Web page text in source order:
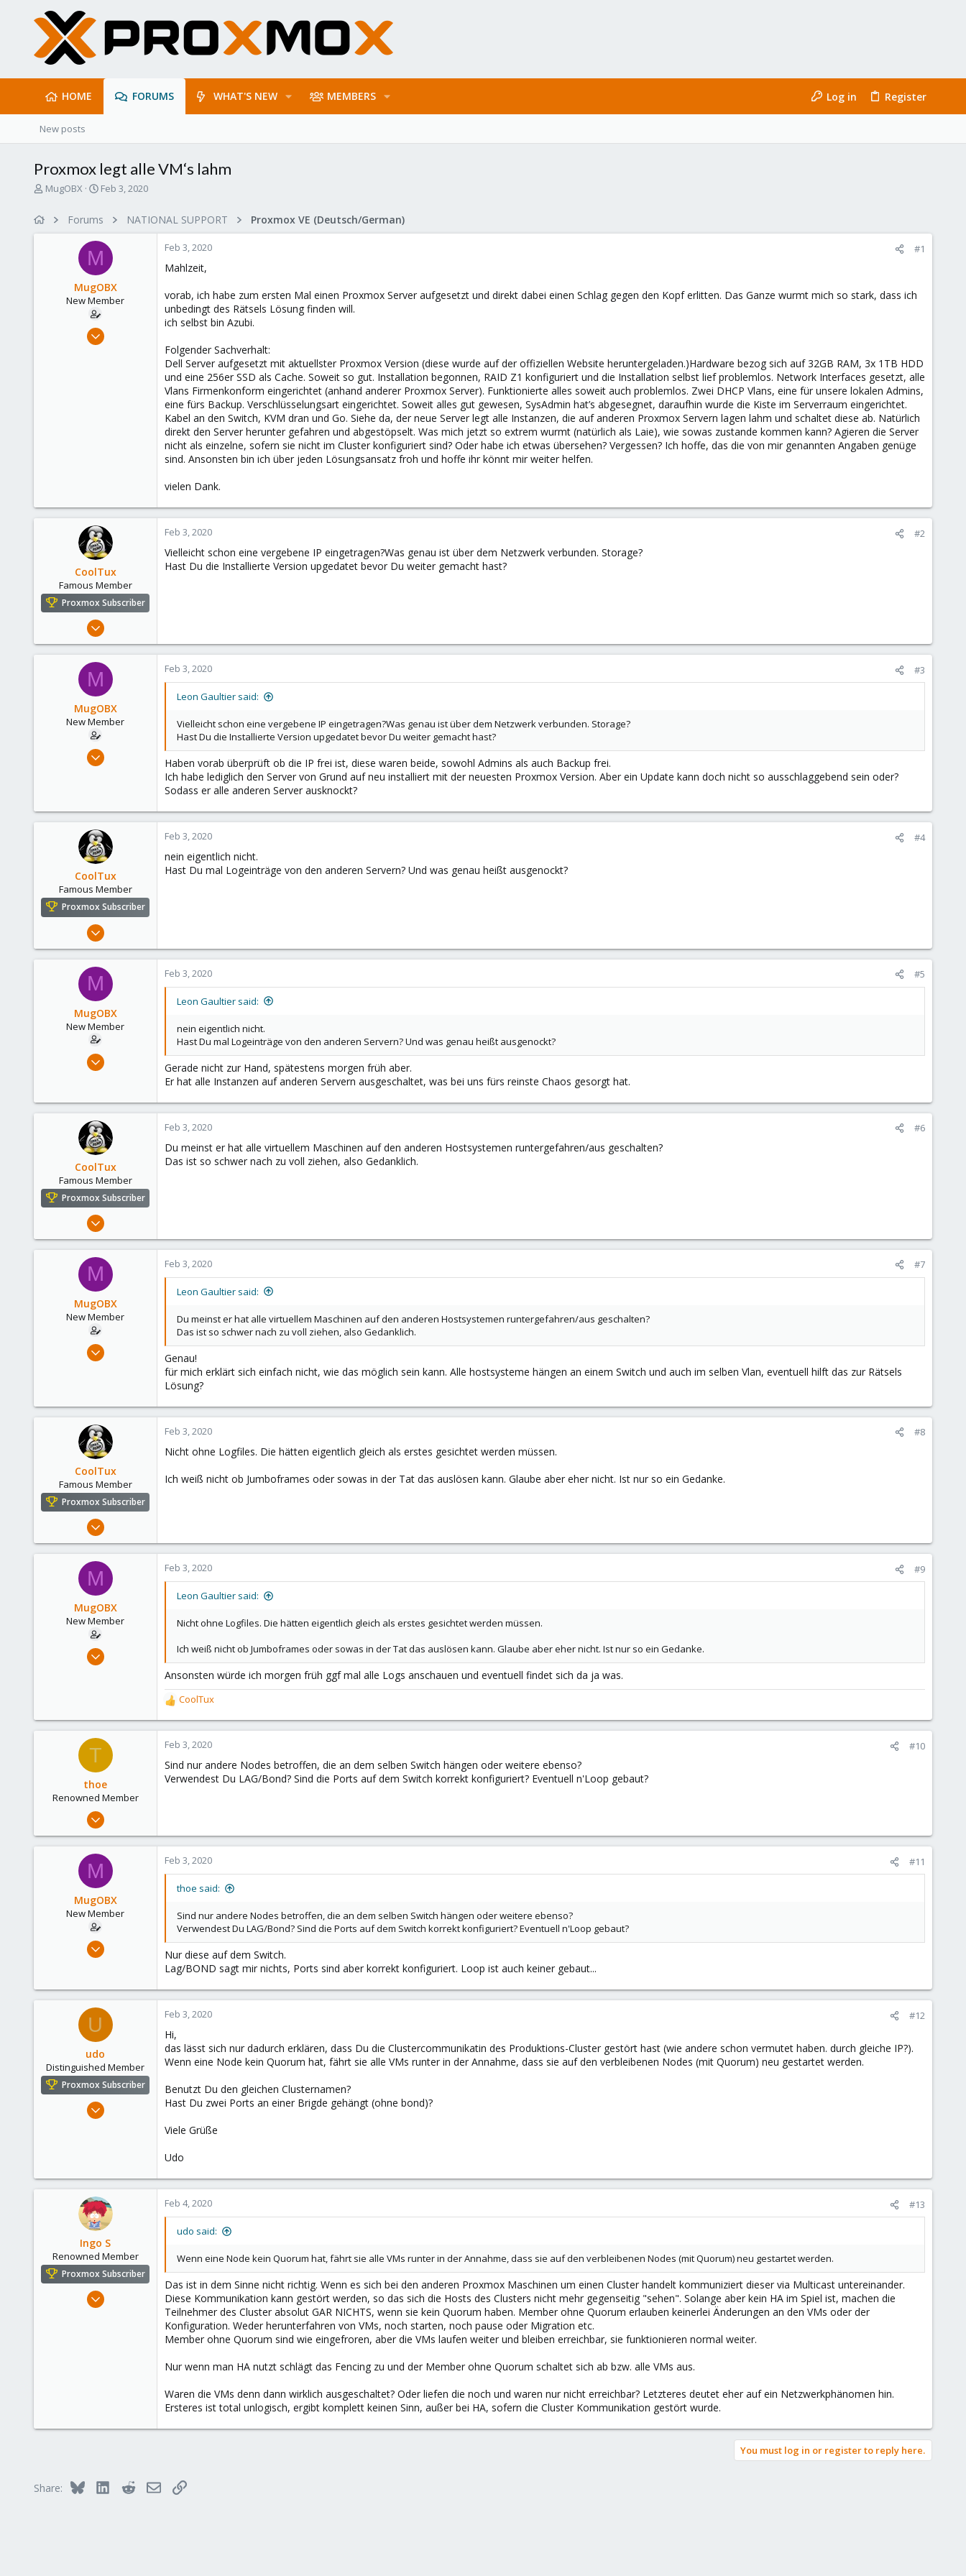
HOME FORUMS WHAT'S NEW MEMBERS Log in Register
New posts
Proxmox legt alle VM‘s lahm
T
MugOBX
S
r
t
d
a
t
e
Feb 3, 2020
Forums NATIONAL SUPPORT Proxmox VE (Deutsch/German)
M
MugOBX
New Member
Feb 3, 2020
Feb 3, 2020 #1
Mahlzeit,
vorab, ich habe zum ersten Mal einen Proxmox Server aufgesetzt und direkt dabei einen Schlag gegen den Kopf erlitten. Das Ganze wurmt mich so stark, dass ich
unbedingt des Rätsels Lösung finden will.
ich selbst bin Azubi.
Folgender Sachverhalt:
Dell Server aufgesetzt mit aktuellster Proxmox Version (diese wurde auf der offiziellen Website heruntergeladen.)Hardware bezog sich auf 32GB RAM, 3x 1TB HDD
und eine 256er SSD als Cache. Soweit so gut. Installation begonnen, RAID Z1 konfiguriert und die Installation selbst lief problemlos. Network Interfaces gesetzt, alle
Vlans Firmenkonform eingerichtet (anhand anderer Proxmox Server). Funktionierte alles soweit auch problemlos. Zwei DHCP Vlans, eine für unsere lokalen Admins,
eine fürs Backup. Verschlüsselungsart eingerichtet. Soweit alles gut gewesen, SysAdmin hat’s abgesegnet, daraufhin wurde die Kiste im Serverraum eingerichtet.
Kabel an den Switch, KVM dran und Go. Siehe da, der neue Server legt alle Instanzen, die auf anderen Proxmox Servern lagen lahm und schaltet diese ab. Natürlich
direkt den Server herunter gefahren und abgestöpselt. Was mich jetzt so extrem wurmt (natürlich als Laie), wie sowas zustande kommen kann? Agieren die Server
nicht als einzelne, sofern sie nicht im Cluster konfiguriert sind? Oder habe ich etwas übersehen? Vergessen? Ich hoffe, das die von mir genannten Angaben genüge
sind. Ansonsten bin ich über jeden Lösungsansatz froh und hoffe ihr könnt mir weiter helfen.
vielen Dank.
CoolTux
Famous Member
Proxmox Subscriber
Mar 14, 2019
232
Feb 3, 2020 #2
Vielleicht schon eine vergebene IP eingetragen?Was genau ist über dem Netzwerk verbunden. Storage?
Hast Du die Installierte Version upgedatet bevor Du weiter gemacht hast?
M
MugOBX
New Member
Feb 3, 2020
30
Feb 3, 2020 #3
Leon Gaultier said:
Vielleicht schon eine vergebene IP eingetragen?Was genau ist über dem Netzwerk verbunden. Storage?
Hast Du die Installierte Version upgedatet bevor Du weiter gemacht hast?
Haben vorab überprüft ob die IP frei ist, diese waren beide, sowohl Admins als auch Backup frei.
Ich habe lediglich den Server von Grund auf neu installiert mit der neuesten Proxmox Version. Aber ein Update kann doch nicht so ausschlaggebend sein oder?
Sodass er alle anderen Server ausknockt?
CoolTux
Famous Member
Proxmox Subscriber
Mar 14, 2019
232
Feb 3, 2020 #4
nein eigentlich nicht.
Hast Du mal Logeinträge von den anderen Servern? Und was genau heißt ausgenockt?
M
MugOBX
New Member
Feb 3, 2020
Feb 3, 2020 #5
Leon Gaultier said:
nein eigentlich nicht.
Hast Du mal Logeinträge von den anderen Servern? Und was genau heißt ausgenockt?
Gerade nicht zur Hand, spätestens morgen früh aber.
Er hat alle Instanzen auf anderen Servern ausgeschaltet, was bei uns fürs reinste Chaos gesorgt hat.
CoolTux
Famous Member
Proxmox Subscriber
Mar 14, 2019
232
Feb 3, 2020 #6
Du meinst er hat alle virtuellem Maschinen auf den anderen Hostsystemen runtergefahren/aus geschalten?
Das ist so schwer nach zu voll ziehen, also Gedanklich.
M
MugOBX
New Member
Feb 3, 2020
30
Feb 3, 2020 #7
Leon Gaultier said:
Du meinst er hat alle virtuellem Maschinen auf den anderen Hostsystemen runtergefahren/aus geschalten?
Das ist so schwer nach zu voll ziehen, also Gedanklich.
Genau!
für mich erklärt sich einfach nicht, wie das möglich sein kann. Alle hostsysteme hängen an einem Switch und auch im selben Vlan, eventuell hilft das zur Rätsels
Lösung?
CoolTux
Famous Member
Proxmox Subscriber
Mar 14, 2019
232
Feb 3, 2020 #8
Nicht ohne Logfiles. Die hätten eigentlich gleich als erstes gesichtet werden müssen.
Ich weiß nicht ob Jumboframes oder sowas in der Tat das auslösen kann. Glaube aber eher nicht. Ist nur so ein Gedanke.
M
MugOBX
New Member
Feb 3, 2020
30
Feb 3, 2020 #9
Leon Gaultier said:
Nicht ohne Logfiles. Die hätten eigentlich gleich als erstes gesichtet werden müssen.
Ich weiß nicht ob Jumboframes oder sowas in der Tat das auslösen kann. Glaube aber eher nicht. Ist nur so ein Gedanke.
Ansonsten würde ich morgen früh ggf mal alle Logs anschauen und eventuell findet sich da ja was.
R
e
a
c
i
o
CoolTux
T
thoe
Renowned Member
Feb 1, 2018
9
Feb 3, 2020 #10
Sind nur andere Nodes betroffen, die an dem selben Switch hängen oder weitere ebenso?
Verwendest Du LAG/Bond? Sind die Ports auf dem Switch korrekt konfiguriert? Eventuell n'Loop gebaut?
M
MugOBX
New Member
Feb 3, 2020
3
Feb 3, 2020 #11
thoe said:
Sind nur andere Nodes betroffen, die an dem selben Switch hängen oder weitere ebenso?
Verwendest Du LAG/Bond? Sind die Ports auf dem Switch korrekt konfiguriert? Eventuell n'Loop gebaut?
Nur diese auf dem Switch.
Lag/BOND sagt mir nichts, Ports sind aber korrekt konfiguriert. Loop ist auch keiner gebaut...
U
udo
Distinguished Member
Proxmox Subscriber
Apr 22, 2009
Ahrensburg; Germany
Feb 3, 2020 #12
Hi,
das lässt sich nur dadurch erklären, dass Du die Clustercommunikatin des Produktions-Cluster gestört hast (wie andere schon vermutet haben. durch gleiche IP?).
Wenn eine Node kein Quorum hat, fährt sie alle VMs runter in der Annahme, dass sie auf den verbleibenen Nodes (mit Quorum) neu gestartet werden.
Benutzt Du den gleichen Clusternamen?
Hast Du zwei Ports an einer Brigde gehängt (ohne bond)?
Viele Grüße
Udo
Ingo S
Renowned Member
Proxmox Subscriber
Oct 16, 2016
Feb 4, 2020 #13
udo said:
Wenn eine Node kein Quorum hat, fährt sie alle VMs runter in der Annahme, dass sie auf den verbleibenen Nodes (mit Quorum) neu gestartet werden.
Das ist in dem Sinne nicht richtig. Wenn es sich bei den anderen Proxmox Maschinen um einen Cluster handelt kommuniziert dieser via Multicast untereinander.
Diese Kommunikation kann gestört werden, so das sich die Hosts des Clusters nicht mehr gegenseitig "sehen". Solange aber kein HA im Spiel ist, machen die
Teilnehmer des Cluster absolut GAR NICHTS, wenn sie kein Quorum haben. Member ohne Quorum erlauben keinerlei Änderungen an den VMs oder der
Konfiguration. Weder herunterfahren von VMs, noch starten, noch pause oder Migration etc.
Member ohne Quorum sind wie eingefroren, aber die VMs laufen weiter und bleiben erreichbar, sie funktionieren normal weiter.
Nur wenn man HA nutzt schlägt das Fencing zu und der Member ohne Quorum schaltet sich ab bzw. alle VMs aus.
Waren die VMs denn dann wirklich ausgeschaltet? Oder liefen die noch und waren nur nicht erreichbar? Letzteres deutet eher auf ein Netzwerkphänomen hin.
Ersteres ist total unlogisch, ergibt komplett keinen Sinn, außer bei HA, sofern die Cluster Kommunikation gestört wurde.
You must log in or register to reply here.
Share: Bluesky LinkedInRedditEmailLink